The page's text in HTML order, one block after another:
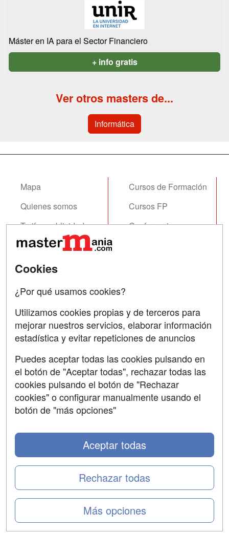
Máster en IA para el Sector Financiero
+ info gratis
Ver otros masters de...
Informática
Mapa
Quienes somos
Tarifas publicidad
Acceso Usuarios
Acceso Centros
Cursos de Formación
Cursos FP
Conferencias
Contactar
Confidencialidad
Aviso legal
Copyleft
Cookies
¿Por qué usamos cookies?
Utilizamos cookies propias y de terceros para
mejorar nuestros servicios, elaborar información
estadística y evitar repeticiones de anuncios
Puedes aceptar todas las cookies pulsando en
el botón de "Aceptar todas", rechazar todas las
cookies pulsando el botón de "Rechazar
cookies" o configurar manualmente usando el
botón de "más opciones"
Más opciones
Rechazar todas
Aceptar todas